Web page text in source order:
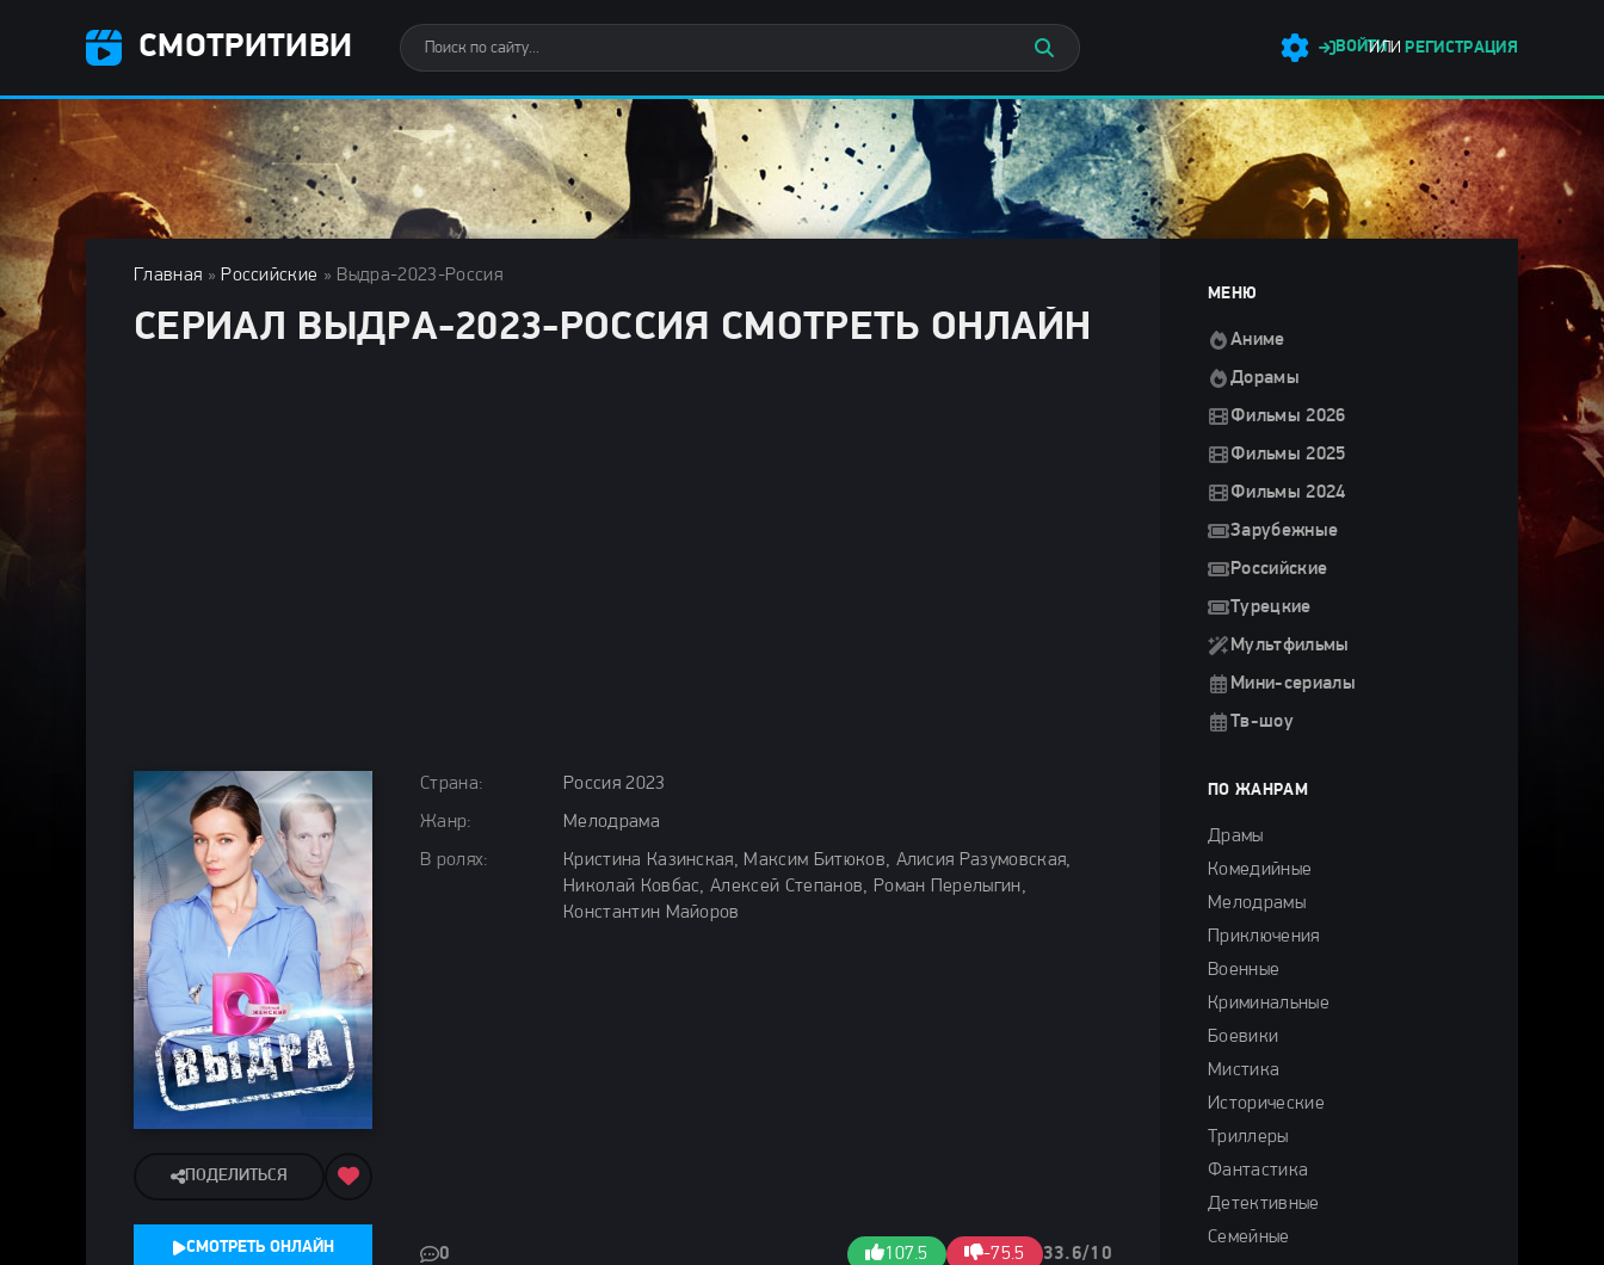
СМОТРИТИВИ ВОЙТИ
ИЛИ РЕГИСТРАЦИЯ
Главная » Российские » Выдра-2023-Россия
СЕРИАЛ ВЫДРА-2023-РОССИЯ СМОТРЕТЬ ОНЛАЙН
Страна:
Россия 2023
Жанр:
Мелодрама
В ролях:
Кристина Казинская, Максим Битюков, Алисия Разумовская,
Николай Ковбас, Алексей Степанов, Роман Перелыгин,
Константин Майоров
0 107.5 -75.5 33.6/10
ПОДЕЛИТЬСЯ
СМОТРЕТЬ ОНЛАЙН
МЕНЮ
Аниме
Дорамы
Фильмы 2026
Фильмы 2025
Фильмы 2024
Зарубежные
Российские
Турецкие
Мультфильмы
Мини-сериалы
Тв-шоу
ПО ЖАНРАМ
Драмы
Комедийные
Мелодрамы
Приключения
Военные
Криминальные
Боевики
Мистика
Исторические
Триллеры
Фантастика
Детективные
Семейные